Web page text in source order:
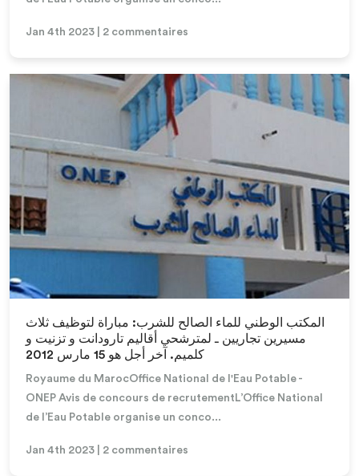
Jan 4th 2023 | 2 commentaires
Lire la suite
المكتب الوطني للماء الصالح للشرب: مباراة لتوظيف ثلاث
مسيرين تجاريين ـ لمترشحي أقاليم تارودانت و تزنيت و
كلميم. آخر أجل هو 15 مارس 2012
Royaume du MarocOffice National de l'Eau Potable -
ONEP Avis de concours de recrutementL’Office National
de l’Eau Potable organise un conco...
Jan 4th 2023 | 2 commentaires